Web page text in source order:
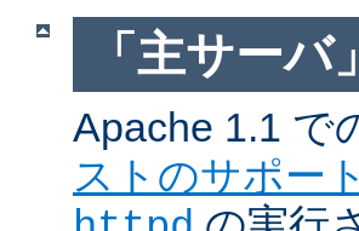
「主サー
Apache 1.1 で
ストのサポート